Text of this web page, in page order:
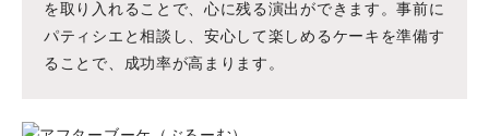
を取り入れることで、心に残る演出ができます。事前に
パティシエと相談し、安心して楽しめるケーキを準備す
ることで、成功率が高まります。